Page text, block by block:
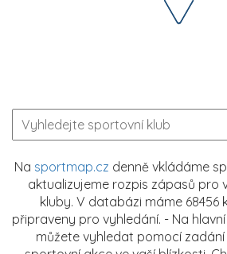
Na sportmap.cz denně vkládáme
aktualizujeme rozpis zápasů pro
kluby. V databázi máme 68456
připraveny pro vyhledání. - Na
můžete vyhledat pomocí